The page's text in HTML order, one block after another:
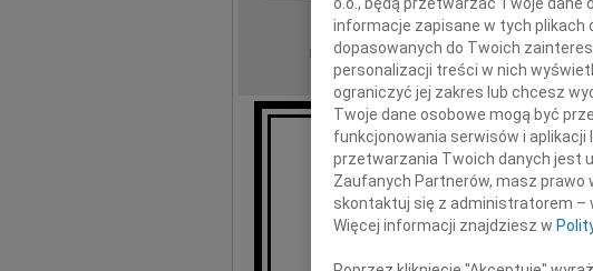
REGION: Poznań
DATA EMISJI: 11.09.2012
W dniu 8 września 2012
nasza ukochana Mama,
informacje zapisane w tych plikach
dopasowanych do Twoich
personalizacji treści w nich
ograniczyć jej zakres lub chcesz
Twoje dane osobowe mogą być
funkcjonowania serwisów i aplikacji
przetwarzania Twoich danych jest
Zaufanych Partnerów, masz prawo
skontaktuj się z administratorem –
Więcej informacji znajdziesz w